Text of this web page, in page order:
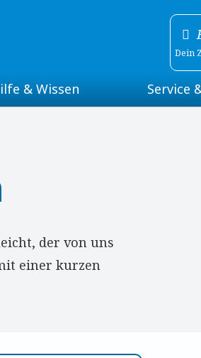
Dein
& Wissen
Glossar
Service
der von uns
einer kurzen